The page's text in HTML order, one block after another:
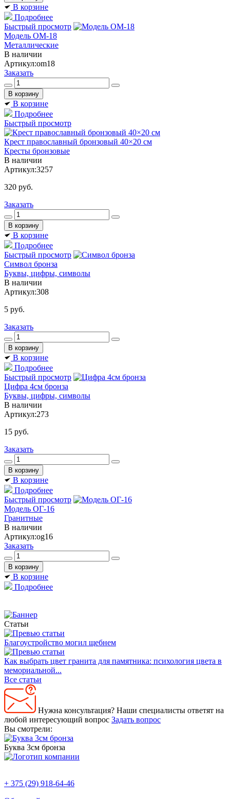
В корзине
Подробнее
Быстрый просмотр
Модель ОМ-18
Металлические
В наличии
Артикул:om18
Заказать
В корзине
Подробнее
Быстрый просмотр
Крест православный бронзовый 40×20 см
Кресты бронзовые
В наличии
Артикул:3257
320 руб.
Заказать
В корзине
Подробнее
Быстрый просмотр
Символ бронза
Буквы, цифры, символы
В наличии
Артикул:308
5 руб.
Заказать
В корзине
Подробнее
Быстрый просмотр
Цифра 4см бронза
Буквы, цифры, символы
В наличии
Артикул:273
15 руб.
Заказать
В корзине
Подробнее
Быстрый просмотр
Модель ОГ-16
Гранитные
В наличии
Артикул:og16
Заказать
В корзине
Подробнее
Статьи
Благоустройство могил щебнем
Как выбрать цвет гранита для памятника: психология цвета в
мемориальной...
Все статьи
Нужна консультация? Наши специалисты ответят на
любой интересующий вопрос Задать вопрос
Вы смотрели:
Буква 3см бронза
+ 375 (29) 918-64-46